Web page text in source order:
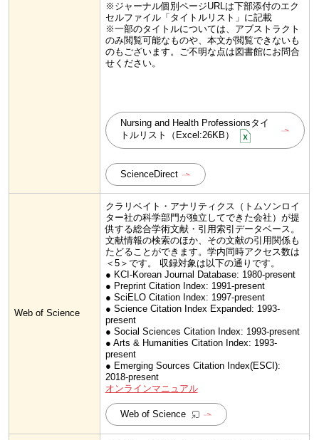
※ジャーナル個別ページURLは下部添付のエク
セルファイル「タイトルリスト」に記載
※一部のタイトルについては、アブストラクト
のみ閲覧可能なものや、本文が閲覧できないも
のもございます。ご不明な点は図書館にお問合
せください。
Nursing and Health Professionsタイ
トルリスト（Excel:26KB）
ScienceDirect
Web of Science
クラリベイト・アナリティクス（トムソンロイ
ター社の科学部門が独立してできた会社）が提
供する総合学術文献・引用索引データベース。
文献情報の検索のほか、その文献の引用関係も
たどることができます。学内同時アクセス数は
＜5＞です。 収録対象は以下の通りです。
● KCI-Korean Journal Database: 1980-present
● Preprint Citation Index: 1991-present
● SciELO Citation Index: 1997-present
● Science Citation Index Expanded: 1993-
present
● Social Sciences Citation Index: 1993-present
● Arts & Humanities Citation Index: 1993-
present
● Emerging Sources Citation Index(ESCI):
2018-present
オンラインマニュアル
Web of Science